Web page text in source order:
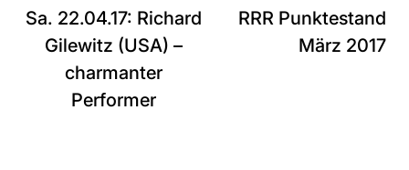
Sa. 22.04.17: Richard
Gilewitz (USA) –
charmanter
Performer
RRR Punktestand
März 2017